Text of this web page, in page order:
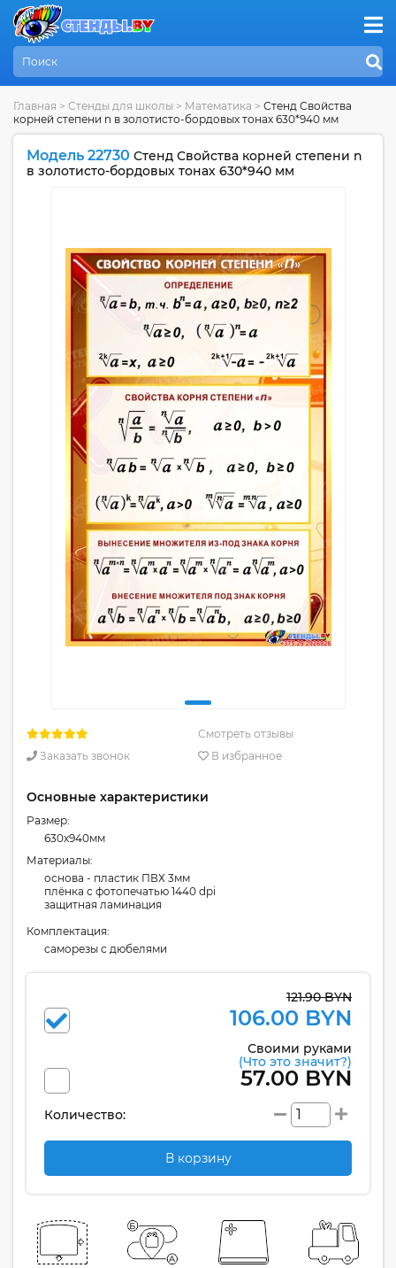
Главная > Стенды для школы > Математика > Стенд Свойства
корней степени n в золотисто-бордовых тонах 630*940 мм
Модель 22730 Стенд Свойства корней степени n
в золотисто-бордовых тонах 630*940 мм
Смотреть отзывы
Заказать звонок
В избранное
Основные характеристики
Размер:
630x940мм
Материалы:
основа - пластик ПВХ 3мм
плёнка с фотопечатью 1440 dpi
защитная ламинация
Комплектация:
cаморезы с дюбелями
121.90 BYN
106.00 BYN
Своими руками
(Что это значит?)
57.00 BYN
Количество:
В корзину